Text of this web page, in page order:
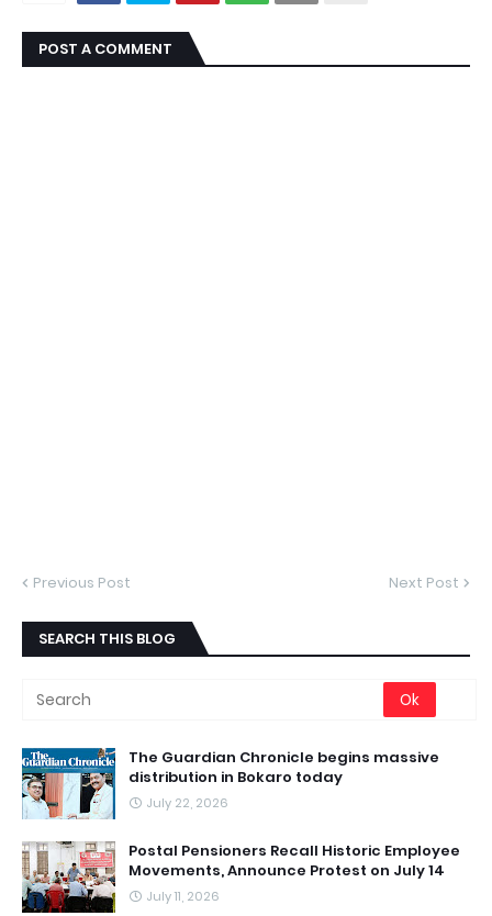
POST A COMMENT
Previous Post Next Post
SEARCH THIS BLOG
The Guardian Chronicle begins massive
distribution in Bokaro today
July 22, 2026
Postal Pensioners Recall Historic Employee
Movements, Announce Protest on July 14
July 11, 2026